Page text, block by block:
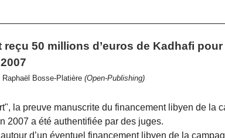
reçu 50 millions d’euros de Kadhafi pour
Bosse-Platière (Open-Publishing)
la preuve manuscrite du financement libyen de la
2007 a été authentifiée par des juges.
autour d’un éventuel financement libyen de la